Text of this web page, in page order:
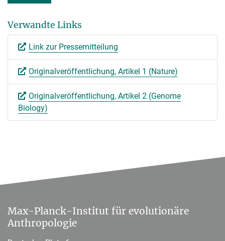
Verwandte Links
Link zur Pressemitteilung
Originalveröffentlichung, Artikel 1 (Nature)
Originalveröffentlichung, Artikel 2 (Genome
Biology)
Max-Planck-Institut für evolutionäre
Anthropologie